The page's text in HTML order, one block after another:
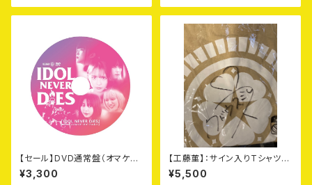
【セール】DVD通常盤（オマケつ
き）
¥3,300
【工藤菫】：サイン入りTシャツ
（モカ：Lサイズ）＋DVD
¥5,500